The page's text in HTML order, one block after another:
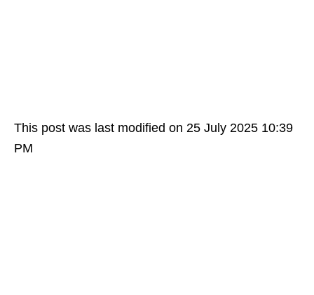
This post was last modified on 25 July 2025 10:39
PM